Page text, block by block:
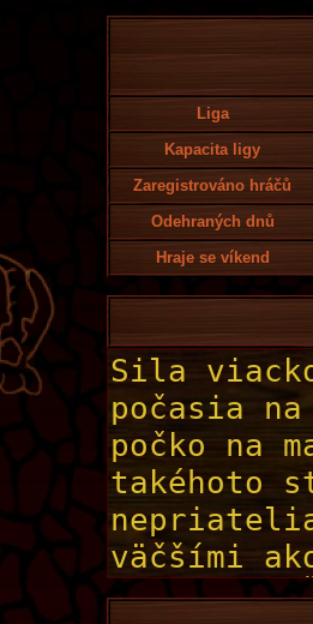
Liga
Kapacita ligy
Zaregistrováno hráčů
Odehraných dnů
Hraje se víkend